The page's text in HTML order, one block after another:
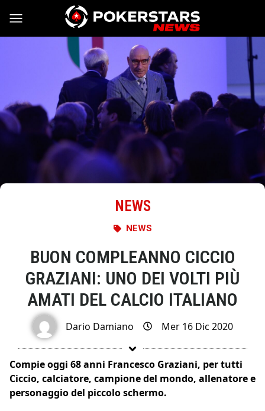
Vai al contenuto
NEWS
NEWS
BUON COMPLEANNO CICCIO
GRAZIANI: UNO DEI VOLTI PIÙ
AMATI DEL CALCIO ITALIANO
Dario Damiano Mer 16 Dic 2020
Compie oggi 68 anni Francesco Graziani, per tutti
Ciccio, calciatore, campione del mondo, allenatore e
personaggio del piccolo schermo.